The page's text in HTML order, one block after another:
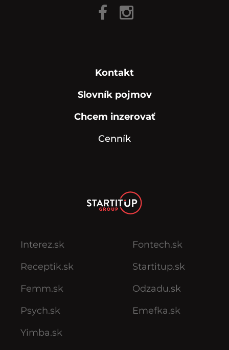
Kontakt
Slovník pojmov
Chcem inzerovať
Cenník
Interez.sk
Receptik.sk
Femm.sk
Psych.sk
Yimba.sk
Fontech.sk
Startitup.sk
Odzadu.sk
Emefka.sk